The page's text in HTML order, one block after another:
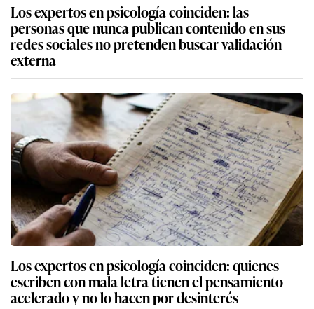
Los expertos en psicología coinciden: las
personas que nunca publican contenido en sus
redes sociales no pretenden buscar validación
externa
Los expertos en psicología coinciden: quienes
escriben con mala letra tienen el pensamiento
acelerado y no lo hacen por desinterés